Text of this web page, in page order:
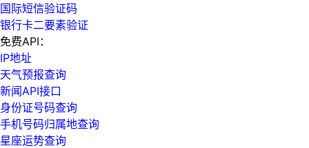
国际短信验证码
银行卡二要素验证
免费API：
IP地址
天气预报查询
新闻API接口
身份证号码查询
手机号码归属地查询
星座运势查询